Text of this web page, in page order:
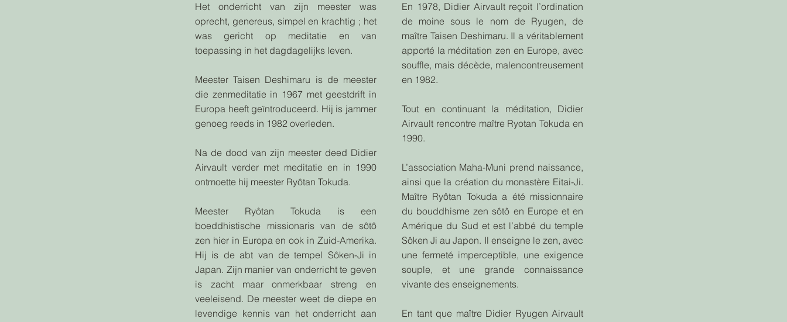
Het onderricht van zijn meester was
oprecht, genereus, simpel en krachtig ; het
was gericht op meditatie en van
toepassing in het dagdagelijks leven.
Meester Taisen Deshimaru is de meester
die zenmeditatie in 1967 met geestdrift in
Europa heeft geïntroduceerd. Hij is jammer
genoeg reeds in 1982 overleden.
Na de dood van zijn meester deed Didier
Airvault verder met meditatie en in 1990
ontmoette hij meester Ryôtan Tokuda.
Meester Ryôtan Tokuda is een
boeddhistische missionaris van de sôtô
zen hier in Europa en ook in Zuid-Amerika.
Hij is de abt van de tempel Sôken-Ji in
Japan. Zijn manier van onderricht te geven
is zacht maar onmerkbaar streng en
veeleisend. De meester weet de diepe en
levendige kennis van het onderricht aan
En 1978, Didier Airvault reçoit l’ordination
de moine sous le nom de Ryugen, de
maître Taisen Deshimaru. Il a véritablement
apporté la méditation zen en Europe, avec
souffle, mais décède, malencontreusement
en 1982.
Tout en continuant la méditation, Didier
Airvault rencontre maître Ryotan Tokuda en
1990.
L’association Maha-Muni prend naissance,
ainsi que la création du monastère Eitai-Ji.
Maître Ryôtan Tokuda a été missionnaire
du bouddhisme zen sôtô en Europe et en
Amérique du Sud et est l’abbé du temple
Sôken Ji au Japon. Il enseigne le zen, avec
une fermeté imperceptible, une exigence
souple, et une grande connaissance
vivante des enseignements.
En tant que maître Didier Ryugen Airvault